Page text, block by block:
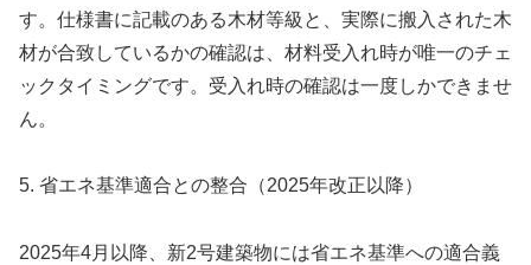
す。仕様書に記載のある木材等級と、実際に搬入された木
材が合致しているかの確認は、材料受入れ時が唯一のチェ
ックタイミングです。受入れ時の確認は一度しかできませ
ん。
5. 省エネ基準適合との整合（2025年改正以降）
2025年4月以降、新2号建築物には省エネ基準への適合義